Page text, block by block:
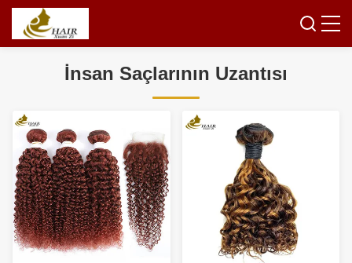
İnsan Saçlarının Uzantısı